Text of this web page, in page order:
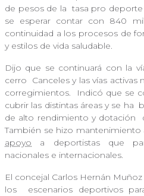
de pesos de la tasa pro
se esperar contar con 840
continuidad a los procesos de
y estilos de vida saludable.
Dijo que se continuará con la
cerro
Canceles y las vías
corregimientos.
Indicó que se
cubrir las distintas áreas y se ha
de alto rendimiento y dotación
También se hizo mantenimiento
apoyo a deportistas que
nacionales e internacionales.
El concejal Carlos Hernán
los
escenarios deportivos